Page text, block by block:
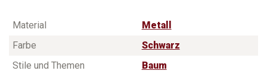
Material
Metall
Farbe
Schwarz
Stile und Themen
Baum